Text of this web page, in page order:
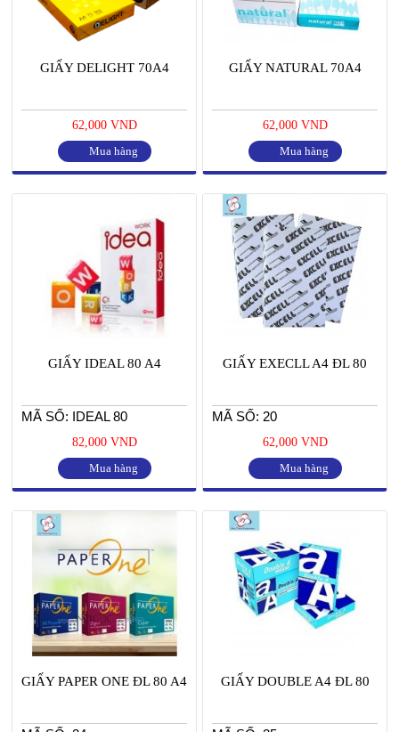
GIẤY DELIGHT 70A4
62,000 VND
Mua hàng
GIẤY NATURAL 70A4
62,000 VND
Mua hàng
GIẤY IDEAL 80 A4
MÃ SỐ: IDEAL 80
82,000 VND
Mua hàng
GIẤY EXECLL A4 ĐL 80
MÃ SỐ: 20
62,000 VND
Mua hàng
GIẤY PAPER ONE ĐL 80 A4 GIẤY DOUBLE A4 ĐL 80